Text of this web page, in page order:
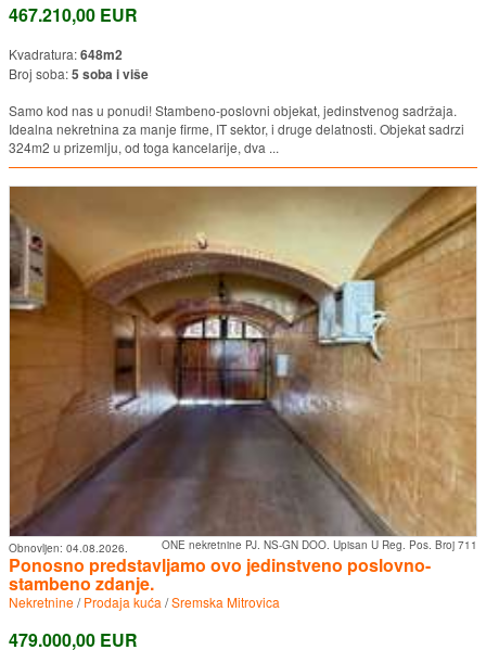
467.210,00 EUR
Kvadratura:648m2
Broj soba:5 soba i više
Samo kod nas u ponudi! Stambeno-poslovni objekat, jedinstvenog sadržaja.
Idealna nekretnina za manje firme, IT sektor, i druge delatnosti. Objekat sadrzi
324m2 u prizemlju, od toga kancelarije, dva ...
ONE nekretnine PJ. NS-GN DOO. Upisan U Reg. Pos. Broj 711
Obnovljen: 04.08.2026.
Ponosno predstavljamo ovo jedinstveno poslovno-
stambeno zdanje.
Nekretnine/Prodaja kuća /Sremska Mitrovica
479.000,00 EUR